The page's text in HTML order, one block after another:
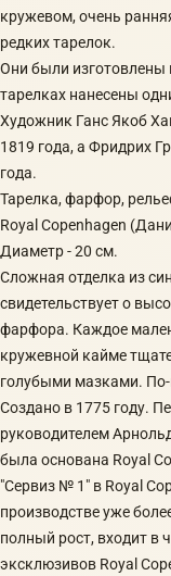
кружевом, очень
редких тарелок.
Они были изготовлены
тарелках нанесены
Художник Ганс Якоб
1819 года, а Фридрих
года.
Тарелка, фаpфop,
Royаl Coрenhаgen
Диаметp - 20 см.
Сложная отделка из
свидетельствует о
фарфора. Каждое
кружевной кайме
голубыми мазками.
Создано в 1775 году.
руководителем
была основана Royal
"Сервиз № 1" в Royal
производстве уже
полный рост, входит в
эксклюзивов Royal